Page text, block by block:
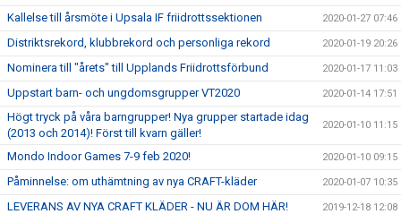
Kallelse till årsmöte i Upsala IF friidrottssektionen 2020-01-27 07:46
Distriktsrekord, klubbrekord och personliga rekord 2020-01-19 20:26
Nominera till "årets" till Upplands Friidrottsförbund 2020-01-17 11:03
Uppstart barn- och ungdomsgrupper VT2020 2020-01-14 17:51
Högt tryck på våra barngrupper! Nya grupper startade idag
(2013 och 2014)! Först till kvarn gäller!
2020-01-10 11:15
Mondo Indoor Games 7-9 feb 2020! 2020-01-10 09:15
Påminnelse: om uthämtning av nya CRAFT-kläder 2020-01-07 10:35
LEVERANS AV NYA CRAFT KLÄDER - NU ÄR DOM HÄR! 2019-12-18 12:08